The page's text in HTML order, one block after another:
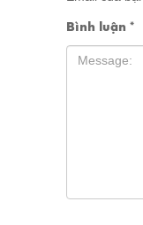
Bình luận *